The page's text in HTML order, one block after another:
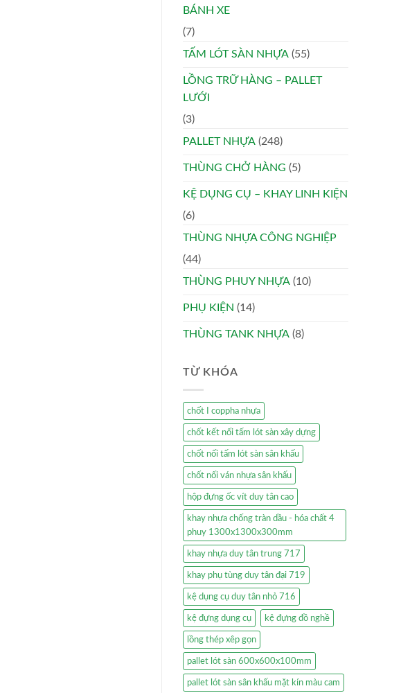
BÁNH XE
(7)
TẤM LÓT SÀN NHỰA (55)
LỒNG TRỮ HÀNG – PALLET
LƯỚI
(3)
PALLET NHỰA (248)
THÙNG CHỞ HÀNG (5)
KỆ DỤNG CỤ – KHAY LINH KIỆN
(6)
THÙNG NHỰA CÔNG NGHIỆP
(44)
THÙNG PHUY NHỰA (10)
PHỤ KIỆN (14)
THÙNG TANK NHỰA (8)
TỪ KHÓA
chốt I coppha nhựa
chốt kết nối tấm lót sàn xây dựng
chốt nối tấm lót sàn sân khấu
chốt nối ván nhựa sân khấu
hộp đựng ốc vít duy tân cao
khay nhựa chống tràn dầu - hóa chất 4
phuy 1300x1300x300mm
khay nhựa duy tân trung 717
khay phụ tùng duy tân đại 719
kệ dụng cụ duy tân nhỏ 716
kệ đựng dụng cụ kệ đựng đồ nghề
lồng thép xêp gọn
pallet lót sàn 600x600x100mm
pallet lót sàn sân khấu mặt kín màu cam